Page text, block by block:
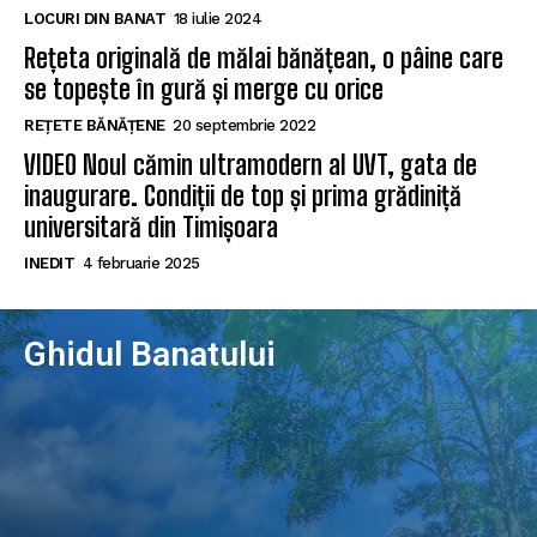
LOCURI DIN BANAT 18 iulie 2024
Rețeta originală de mălai bănățean, o pâine care
se topește în gură și merge cu orice
REȚETE BĂNĂȚENE 20 septembrie 2022
VIDEO Noul cămin ultramodern al UVT, gata de
inaugurare. Condiții de top și prima grădiniță
universitară din Timișoara
INEDIT 4 februarie 2025
Ghidul Banatului